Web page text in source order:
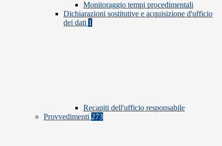
Monitoraggio tempi procedimentali
Dichiarazioni sostitutive e acquisizione d'ufficio
dei dati 1
Recapiti dell'ufficio responsabile
Provvedimenti 273